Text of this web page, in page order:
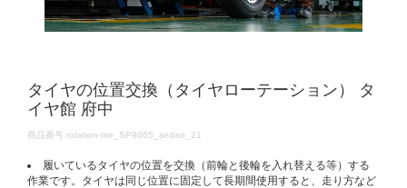
タイヤの位置交換（タイヤローテーション） タ
イヤ館 府中
DETAILS
商品番号 rotation-tire_SP9065_sedan_21
履いているタイヤの位置を交換（前輪と後輪を入れ替える等）する
作業です。タイヤは同じ位置に固定して長期間使用すると、走り方など